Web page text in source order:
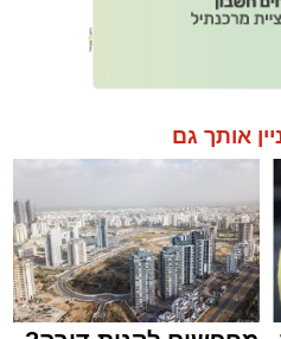
אותך גם